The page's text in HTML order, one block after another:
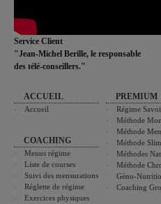
Service Client
"Jean-Michel Berille, le responsable
des télé-conseillers."
ACCUEIL
Accueil
COACHING
Menus régime
Liste de courses
Suivi des mensurations
Réglette de régime
Exercices physiques
PREMIUM
Régime
Méthode
Méthode
Méthode
Méthodes
Méthode
Géno-
Coaching